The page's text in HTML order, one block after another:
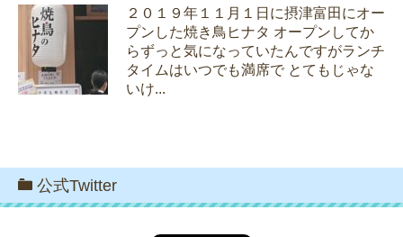
２０１９年１１月１日に摂津富田にオー
プンした焼き鳥ヒナタ オープンしてか
らずっと気になっていたんですがランチ
タイムはいつでも満席で とてもじゃな
いけ...
公式Twitter